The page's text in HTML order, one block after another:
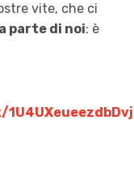
vite, che ci
parte di noi: è